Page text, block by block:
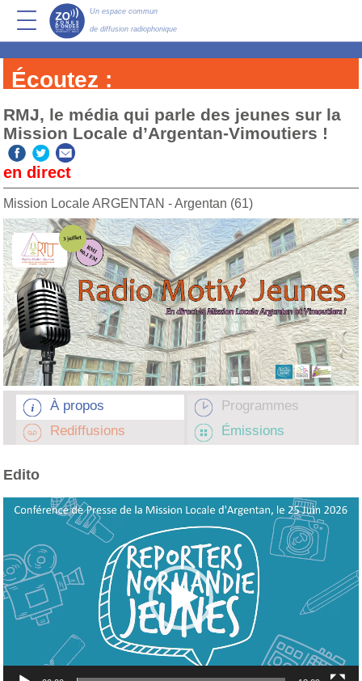
Un espace commun
de diffusion radiophonique
Écoutez :
RMJ, le média qui parle des jeunes sur la
Mission Locale d’Argentan-Vimoutiers !
en direct
Mission Locale ARGENTAN - Argentan (61)
À propos
Programmes
Rediffusions
Émissions
Edito
Lecteur